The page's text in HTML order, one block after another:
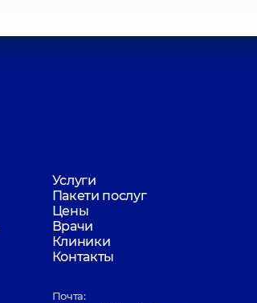
Услуги
Пакети послуг
Цены
Врачи
Клиники
Контакты
Почта: